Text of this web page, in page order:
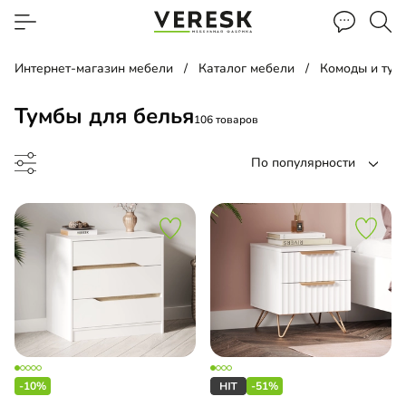
Интернет-магазин мебели Каталог мебели Комоды и
Тумбы для белья106 товаров
По популярности
прикроватная
-10% -51%